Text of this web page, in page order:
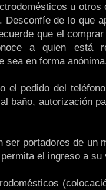
u otros
Desconfíe de lo que
que el
a quien está
sea en forma
el pedido del
baño, autorización
portadores de un
el ingreso a su